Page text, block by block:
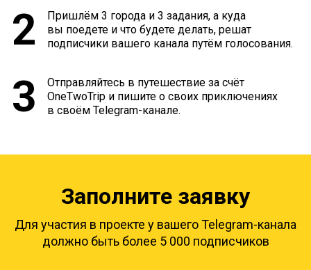
2
Пришлём 3 города и 3 задания, а куда
вы поедете и что будете делать, решат
подписчики вашего канала путём голосования.
3
Отправляйтесь в путешествие за счёт
OneTwoTrip и пишите о своих приключениях
в своём Telegram-канале.
Заполните заявку
Для участия в проекте у вашего Telegram-канала
должно быть более 5 000 подписчиков